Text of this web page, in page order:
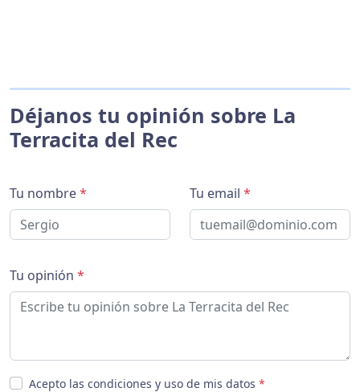
Déjanos tu opinión sobre La
Terracita del Rec
Tu nombre* Tu email *
Tu opinión *
Acepto las condiciones y uso de mis datos *